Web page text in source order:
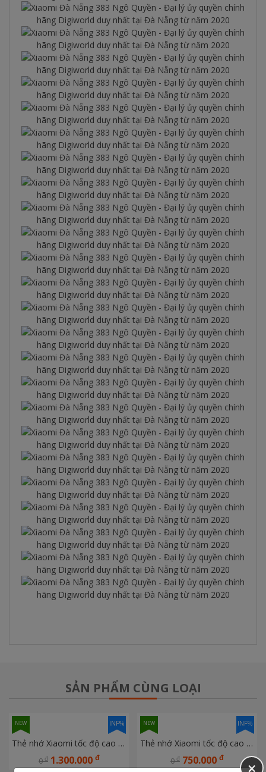
SẢN PHẨM CÙNG LOẠI
Thẻ nhớ Xiaomi tốc độ cao 256G
0đ 1.300.000 đ
INF%
NEW
Thẻ nhớ Xiaomi tốc độ cao 128G
0đ 750.000 đ
INF%
NEW
×